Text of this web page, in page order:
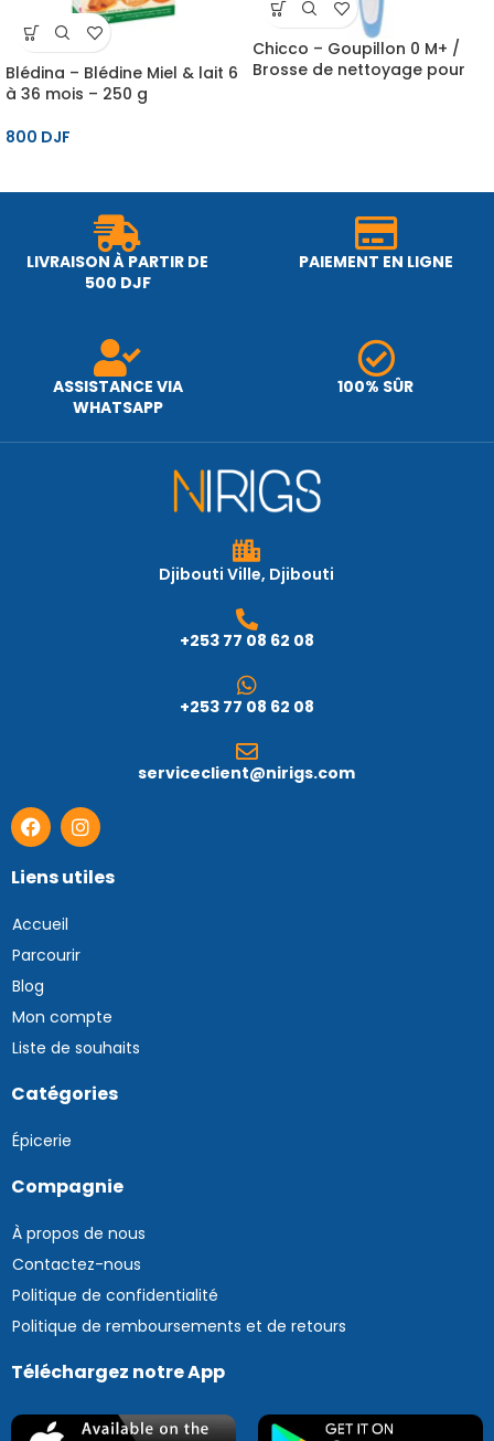
Blédina – Blédine Miel & lait 6
à 36 mois – 250 g
800 DJF
Chicco – Goupillon 0 M+ /
Brosse de nettoyage pour
LIVRAISON À PARTIR DE
500 DJF
PAIEMENT EN LIGNE
ASSISTANCE VIA
WHATSAPP
100% SÛR
Djibouti Ville, Djibouti
+253 77 08 62 08
+253 77 08 62 08
serviceclient@nirigs.com
Liens utiles
Accueil
Parcourir
Blog
Mon compte
Liste de souhaits
Catégories
Épicerie
Compagnie
À propos de nous
Contactez-nous
Politique de confidentialité
Politique de remboursements et de retours
Téléchargez notre App